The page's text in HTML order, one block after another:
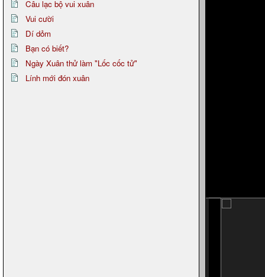
Câu lạc bộ vui xuân
Vui cười
Dí dỏm
Bạn có biết?
Ngày Xuân thử làm "Lốc cốc tử"
Lính mới đón xuân